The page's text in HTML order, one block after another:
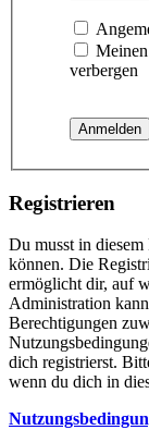
verbergen
Registrieren
Du musst in
können. Die
ermöglicht dir, auf
Administration
Berechtigungen
dich registrierst.
wenn du dich in